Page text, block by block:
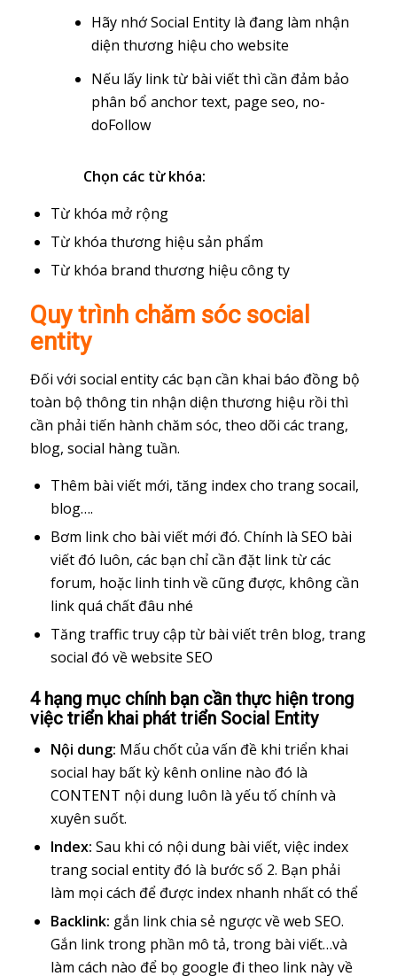
Hãy nhớ Social Entity là đang làm nhận
diện thương hiệu cho website
Nếu lấy link từ bài viết thì cần đảm bảo
phân bổ anchor text, page seo, no-
doFollow
Chọn các từ khóa:
Từ khóa mở rộng
Từ khóa thương hiệu sản phẩm
Từ khóa brand thương hiệu công ty
Quy trình chăm sóc social
entity
Đối với social entity các bạn cần khai báo đồng bộ
toàn bộ thông tin nhận diện thương hiệu rồi thì
cần phải tiến hành chăm sóc, theo dõi các trang,
blog, social hàng tuần.
Thêm bài viết mới, tăng index cho trang socail,
blog….
Bơm link cho bài viết mới đó. Chính là SEO bài
viết đó luôn, các bạn chỉ cần đặt link từ các
forum, hoặc linh tinh về cũng được, không cần
link quá chất đâu nhé
Tăng traffic truy cập từ bài viết trên blog, trang
social đó về website SEO
4 hạng mục chính bạn cần thực hiện trong
việc triển khai phát triển Social Entity
Nội dung: Mấu chốt của vấn đề khi triển khai
social hay bất kỳ kênh online nào đó là
CONTENT nội dung luôn là yếu tố chính và
xuyên suốt.
Index: Sau khi có nội dung bài viết, việc index
trang social entity đó là bước số 2. Bạn phải
làm mọi cách để được index nhanh nhất có thể
Backlink: gắn link chia sẻ ngược về web SEO.
Gắn link trong phần mô tả, trong bài viết…và
làm cách nào để bọ google đi theo link này về